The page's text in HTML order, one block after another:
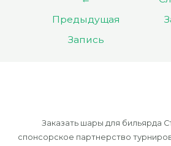
записям
Предыдущая
Запись
Заказать шары для бильярда
спонсорское партнерство